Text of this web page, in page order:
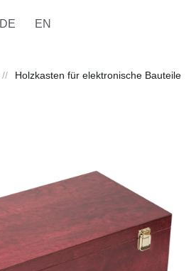
DE EN
// Holzkasten für elektronische Bauteile